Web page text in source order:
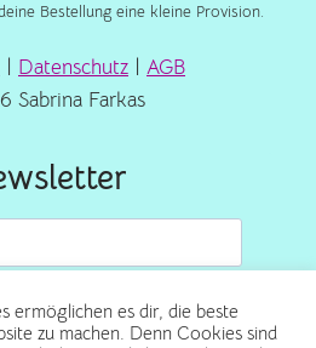
Bestellung eine kleine Provision.
Datenschutz
AGB
Sabrina Farkas
ermöglichen es dir, die beste
zu machen. Denn Cookies sind